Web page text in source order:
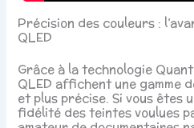
Précision des couleurs :
QLED
Grâce à la technologie
QLED affichent une gamme
et plus précise. Si vous êtes
fidélité des teintes voulues